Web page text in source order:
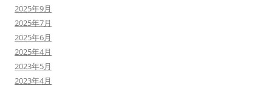
2025年9月
2025年7月
2025年6月
2025年4月
2023年5月
2023年4月